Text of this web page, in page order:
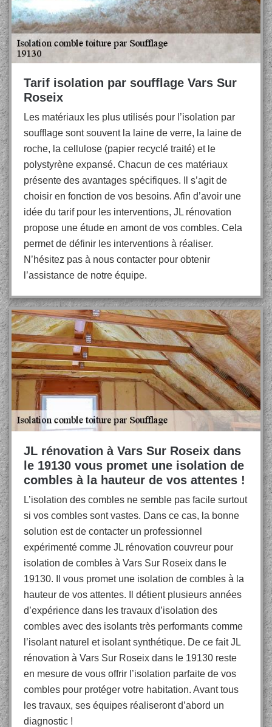
Tarif isolation par soufflage Vars Sur
Roseix
Les matériaux les plus utilisés pour l’isolation par
soufflage sont souvent la laine de verre, la laine de
roche, la cellulose (papier recyclé traité) et le
polystyrène expansé. Chacun de ces matériaux
présente des avantages spécifiques. Il s’agit de
choisir en fonction de vos besoins. Afin d’avoir une
idée du tarif pour les interventions, JL rénovation
propose une étude en amont de vos combles. Cela
permet de définir les interventions à réaliser.
N’hésitez pas à nous contacter pour obtenir
l’assistance de notre équipe.
JL rénovation à Vars Sur Roseix dans
le 19130 vous promet une isolation de
combles à la hauteur de vos attentes !
L’isolation des combles ne semble pas facile surtout
si vos combles sont vastes. Dans ce cas, la bonne
solution est de contacter un professionnel
expérimenté comme JL rénovation couvreur pour
isolation de combles à Vars Sur Roseix dans le
19130. Il vous promet une isolation de combles à la
hauteur de vos attentes. Il détient plusieurs années
d’expérience dans les travaux d’isolation des
combles avec des isolants très performants comme
l’isolant naturel et isolant synthétique. De ce fait JL
rénovation à Vars Sur Roseix dans le 19130 reste
en mesure de vous offrir l’isolation parfaite de vos
combles pour protéger votre habitation. Avant tous
les travaux, ses équipes réaliseront d’abord un
diagnostic !